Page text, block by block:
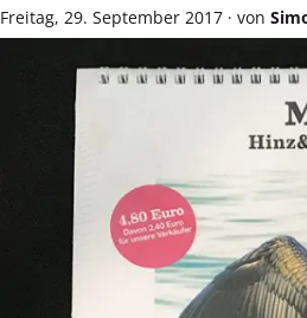
Freitag, 29. September 2017 · von